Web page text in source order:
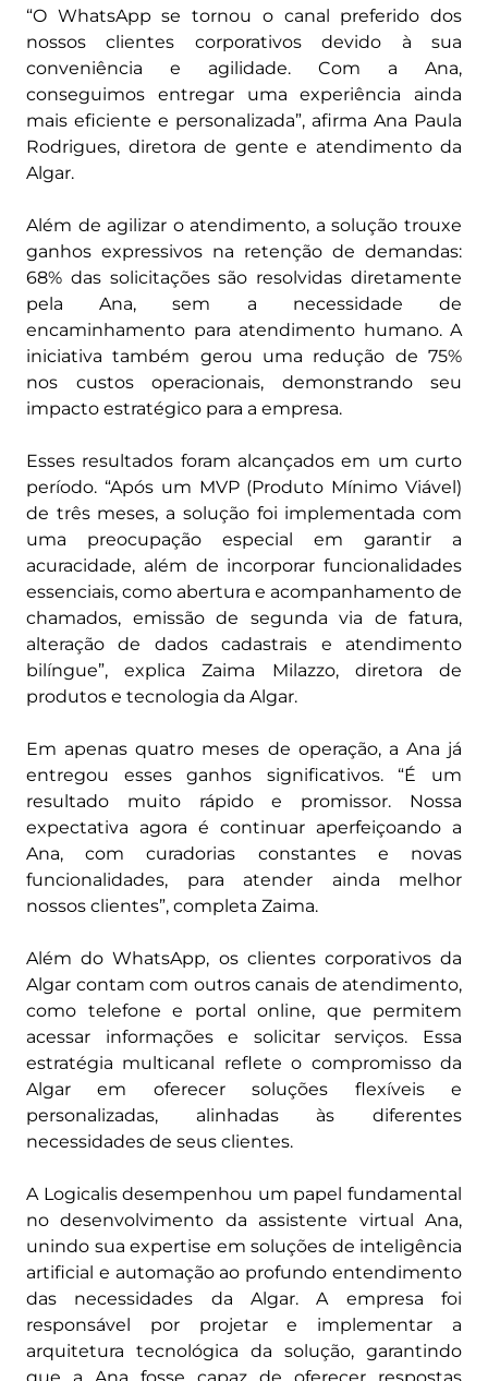
“O WhatsApp se tornou o canal preferido dos
nossos clientes corporativos devido à sua
conveniência e agilidade. Com a Ana,
conseguimos entregar uma experiência ainda
mais eficiente e personalizada”, afirma Ana Paula
Rodrigues, diretora de gente e atendimento da
Algar.
Além de agilizar o atendimento, a solução trouxe
ganhos expressivos na retenção de demandas:
68% das solicitações são resolvidas diretamente
pela Ana, sem a necessidade de
encaminhamento para atendimento humano. A
iniciativa também gerou uma redução de 75%
nos custos operacionais, demonstrando seu
impacto estratégico para a empresa.
Esses resultados foram alcançados em um curto
período. “Após um MVP (Produto Mínimo Viável)
de três meses, a solução foi implementada com
uma preocupação especial em garantir a
acuracidade, além de incorporar funcionalidades
essenciais, como abertura e acompanhamento de
chamados, emissão de segunda via de fatura,
alteração de dados cadastrais e atendimento
bilíngue”, explica Zaima Milazzo, diretora de
produtos e tecnologia da Algar.
Em apenas quatro meses de operação, a Ana já
entregou esses ganhos significativos. “É um
resultado muito rápido e promissor. Nossa
expectativa agora é continuar aperfeiçoando a
Ana, com curadorias constantes e novas
funcionalidades, para atender ainda melhor
nossos clientes”, completa Zaima.
Além do WhatsApp, os clientes corporativos da
Algar contam com outros canais de atendimento,
como telefone e portal online, que permitem
acessar informações e solicitar serviços. Essa
estratégia multicanal reflete o compromisso da
Algar em oferecer soluções flexíveis e
personalizadas, alinhadas às diferentes
necessidades de seus clientes.
A Logicalis desempenhou um papel fundamental
no desenvolvimento da assistente virtual Ana,
unindo sua expertise em soluções de inteligência
artificial e automação ao profundo entendimento
das necessidades da Algar. A empresa foi
responsável por projetar e implementar a
arquitetura tecnológica da solução, garantindo
que a Ana fosse capaz de oferecer respostas